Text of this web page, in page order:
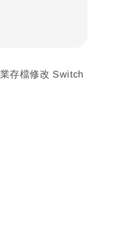
存檔修改 Switch